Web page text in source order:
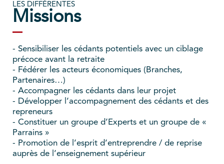
LES DIFFÉRENTES
Missions
- Sensibiliser les cédants potentiels avec un ciblage
précoce avant la retraite
- Fédérer les acteurs économiques (Branches,
Partenaires…)
- Accompagner les cédants dans leur projet
- Développer l’accompagnement des cédants et des
repreneurs
- Constituer un groupe d’Experts et un groupe de «
Parrains »
- Promotion de l’esprit d’entreprendre / de reprise
auprès de l’enseignement supérieur